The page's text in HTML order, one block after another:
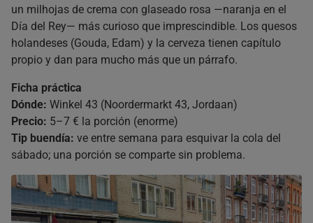
un milhojas de crema con glaseado rosa —naranja en el
Día del Rey— más curioso que imprescindible. Los quesos
holandeses (Gouda, Edam) y la cerveza tienen capítulo
propio y dan para mucho más que un párrafo.
Ficha práctica
Dónde: Winkel 43 (Noordermarkt 43, Jordaan)
Precio: 5–7 € la porción (enorme)
Tip buendía: ve entre semana para esquivar la cola del
sábado; una porción se comparte sin problema.